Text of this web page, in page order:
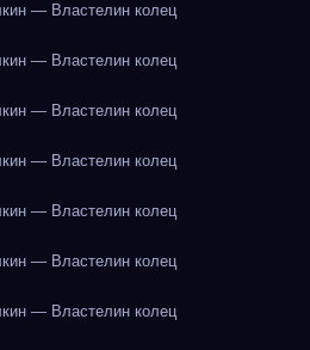
— Властелин колец
— Властелин колец
— Властелин колец
— Властелин колец
— Властелин колец
— Властелин колец
— Властелин колец